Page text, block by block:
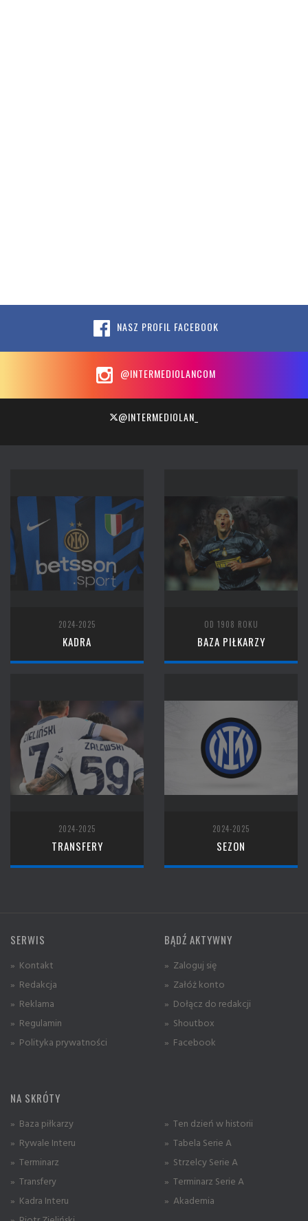
NASZ PROFIL FACEBOOK
@INTERMEDIOLANCOM
@INTERMEDIOLAN_
2024-2025
KADRA
OD 1908 ROKU
BAZA PIŁKARZY
2024-2025
TRANSFERY
2024-2025
SEZON
SERWIS
» Kontakt
» Redakcja
» Reklama
» Regulamin
» Polityka prywatności
BĄDŹ AKTYWNY
» Zaloguj się
» Załóż konto
» Dołącz do redakcji
» Shoutbox
» Facebook
NA SKRÓTY
» Baza piłkarzy
» Rywale Interu
» Terminarz
» Transfery
» Kadra Interu
» Ten dzień w historii
» Tabela Serie A
» Strzelcy Serie A
» Terminarz Serie A
» Akademia